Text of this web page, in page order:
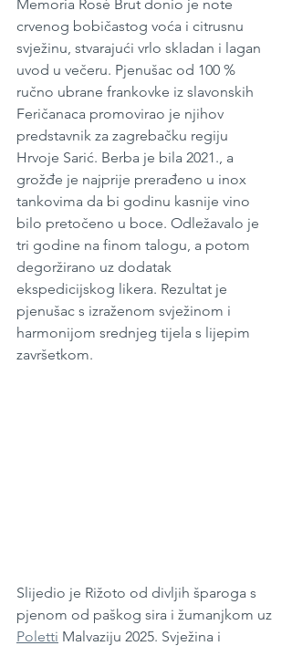
Memoria Rosé Brut donio je note
crvenog bobičastog voća i citrusnu
svježinu, stvarajući vrlo skladan i lagan
uvod u večeru. Pjenušac od 100 %
ručno ubrane frankovke iz slavonskih
Feričanaca promovirao je njihov
predstavnik za zagrebačku regiju
Hrvoje Sarić. Berba je bila 2021., a
grožđe je najprije prerađeno u inox
tankovima da bi godinu kasnije vino
bilo pretočeno u boce. Odležavalo je
tri godine na finom talogu, a potom
degoržirano uz dodatak
ekspedicijskog likera. Rezultat je
pjenušac s izraženom svježinom i
harmonijom srednjeg tijela s lijepim
završetkom.
Slijedio je Rižoto od divljih šparoga s
pjenom od paškog sira i žumanjkom uz
Poletti Malvaziju 2025. Svježina i